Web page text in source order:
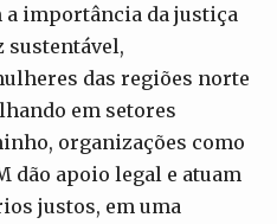
importância da justiça
sustentável,
das regiões norte
em setores
organizações como
dão apoio legal e atuam
justos, em uma